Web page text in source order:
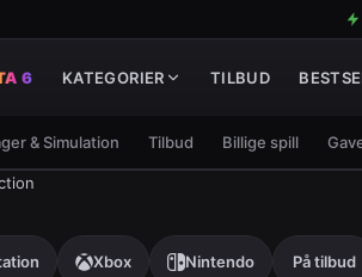
6 KATEGORIER TILBUD
& Simulation Tilbud Billige spill
Xbox Nintendo På tilbud